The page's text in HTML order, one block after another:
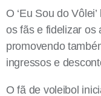
O ‘Eu Sou do
os fãs e fidelizar os
promovendo
ingressos e
O fã de voleibol